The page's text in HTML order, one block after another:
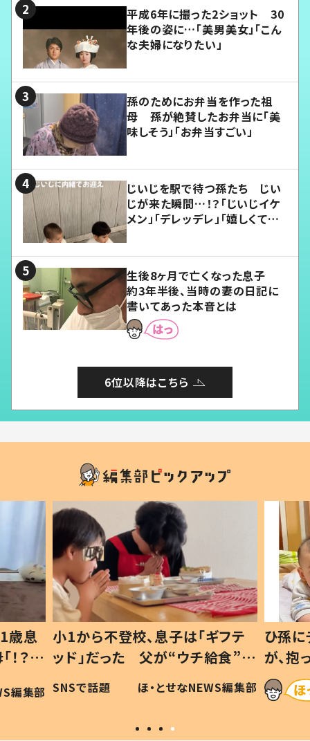
平成6年に撮った2ショット 30
年後の姿に…「美男美女」「こん
な夫婦になりたい」
孫のためにお弁当を作った祖
母 孫が絶賛したお弁当に「美
味しそう」「お弁当すごい」
じいじを駅で待つ孫たち じい
じが来た瞬間…！？「じいじイケ
メン」「デレッデレ」「嬉しくて可
生後8ヶ月で亡くなった息子
約3年半後、当時の妻の日記に
書いてあった本音とは
6位以降はこちら
歳息
？」
編集部
小1から不登校、息子は「ギフテ
ッド」だった 父が“ウチ給食”を
作り続ける理由とは #令和の親
#令和の子
SNSで話題 ほ・とせなNEWS編集部
ひ孫
が、
「涙が
い」